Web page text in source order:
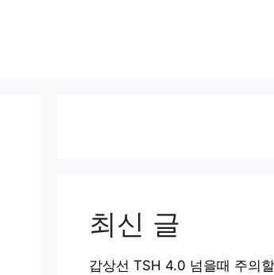
최신 글
갑상선 TSH 4.0 넘을때 주의